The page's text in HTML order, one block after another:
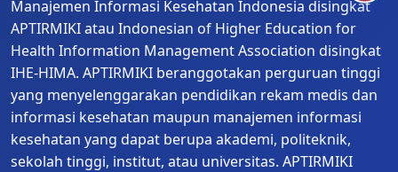
Manajemen Informasi Kesehatan Indonesia disingkat
APTIRMIKI atau Indonesian of Higher Education for
Health Information Management Association disingkat
IHE-HIMA. APTIRMIKI beranggotakan perguruan tinggi
yang menyelenggarakan pendidikan rekam medis dan
informasi kesehatan maupun manajemen informasi
kesehatan yang dapat berupa akademi, politeknik,
sekolah tinggi, institut, atau universitas. APTIRMIKI